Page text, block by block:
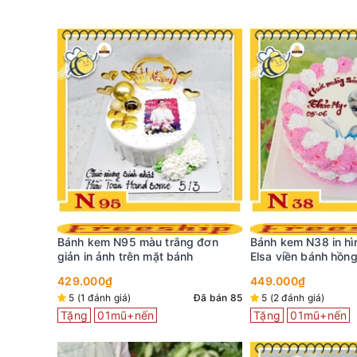
Bánh kem N38 in hình công chúa
Elsa viền bánh hồng cho bé gái
449.000₫
5 (2 đánh giá) Đã bán 62
Tặng 01mũ+nến
Bánh kem H660 in
cùng viền hoa kem
369.000₫
Đã bán 25
Tặng 01mũ+nến